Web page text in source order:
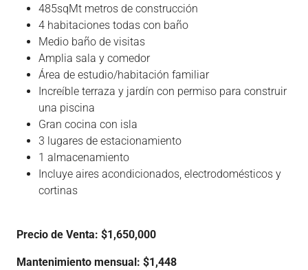
485sqMt metros de construcción
4 habitaciones todas con baño
Medio baño de visitas
Amplia sala y comedor
Área de estudio/habitación familiar
Increíble terraza y jardín con permiso para construir
una piscina
Gran cocina con isla
3 lugares de estacionamiento
1 almacenamiento
Incluye aires acondicionados, electrodomésticos y
cortinas
Precio de Venta: $1,650,000
Mantenimiento mensual: $1,448